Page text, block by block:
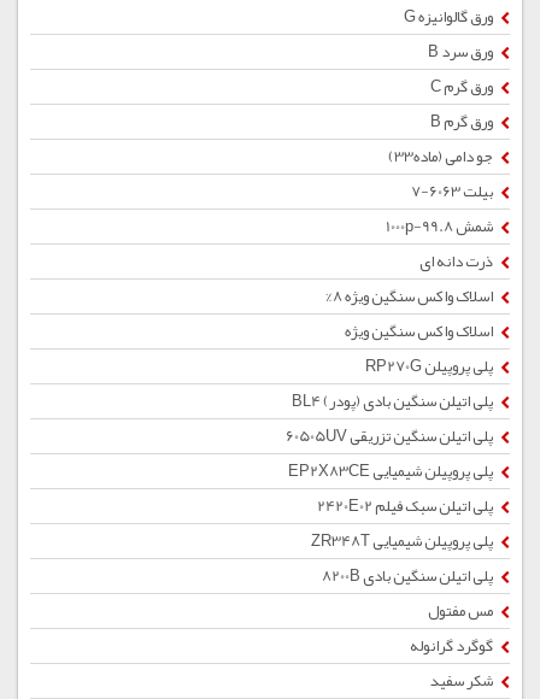
ورق گالوانیزه G
ورق سرد B
ورق گرم C
ورق گرم B
جو دامی (ماده33)
بیلت 6063-7
شمش 1000p-99.8
ذرت دانه ای
اسلاک واکس سنگین ویژه 8%
اسلاک واکس سنگین ویژه
پلی پروپیلن RP270G
پلی اتیلن سنگین بادی (پودر) BL4
پلی اتیلن سنگین تزریقی 60505UV
پلی پروپیلن شیمیایی EP2X83CE
پلی اتیلن سبک فیلم 2420E02
پلی پروپیلن شیمیایی ZR348T
پلی اتیلن سنگین بادی 8200B
مس مفتول
گوگرد گرانوله
شکر سفید